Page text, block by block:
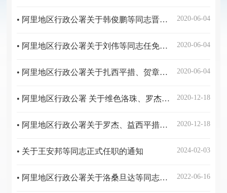
2020-06-04
• 阿里地区行政公署关于韩俊鹏等同志晋升职级的通知
2020-06-04
• 阿里地区行政公署关于刘伟等同志任免职的通知
2020-06-04
• 阿里地区行政公署关于扎西平措、贺章富同志晋升职级的通知
2020-12-18
• 阿里地区行政公署 关于维色洛珠、罗杰同志任免职的通知
2020-12-18
• 阿里地区行政公署关于罗杰、益西平措同志任免职的通知
2024-02-03
• 关于王安邦等同志正式任职的通知
2022-06-16
• 阿里地区行政公署关于洛桑旦达等同志任免职的通知